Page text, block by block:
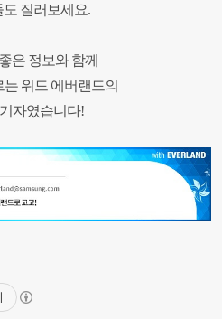
질러보세요.
은 정보와 함께
위드 에버랜드의
자였습니다!